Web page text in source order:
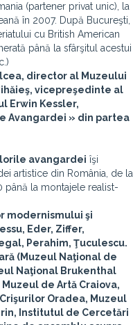
(partener privat unic), la
în 2007. După Bucureşti,
cu British American
până la sfârşitul acestui
director al Muzeului
vicepreşedinte al
Erwin Kessler,
Avangardei » din partea
avangardei îşi
artistice din România, de la
până la montajele realist-
modernismului şi
Eder, Ziffer,
Perahim, Ţuculescu.
(Muzeul Naţional de
Naţional Brukenthal
de Artă Craiova,
Oradea, Muzeul
Institutul de Cercetări